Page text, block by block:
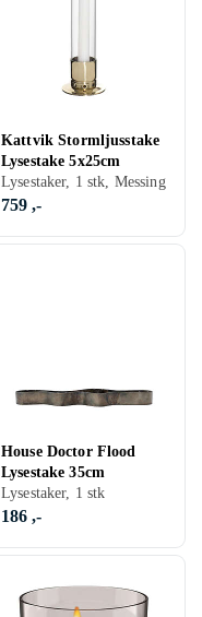
Kattvik Stormljusstake
Lysestake 5x25cm
Lysestaker, 1 stk, Messing
759 ,-
House Doctor Flood
Lysestake 35cm
Lysestaker, 1 stk
186 ,-